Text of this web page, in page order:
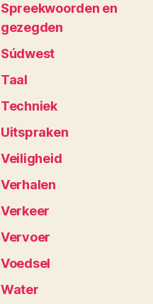
Spreekwoorden en
gezegden
Súdwest
Taal
Techniek
Uitspraken
Veiligheid
Verhalen
Verkeer
Vervoer
Voedsel
Water